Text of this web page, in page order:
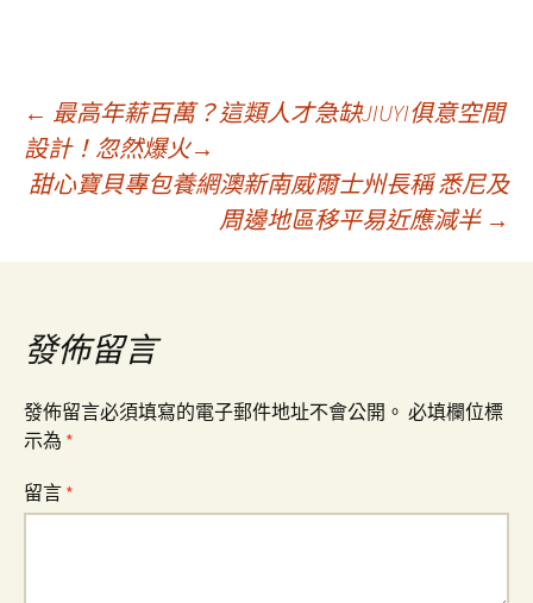
文
章
導
覽
← 最高年薪百萬？這類人才急缺JIUYI俱意空間
設計！忽然爆火→
甜心寶貝專包養網澳新南威爾士州長稱 悉尼及
周邊地區移平易近應減半 →
發佈留言
發佈留言必須填寫的電子郵件地址不會公開。 必填欄位標
示為 *
留言 *